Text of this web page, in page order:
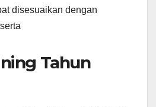
disesuaikan dengan
Tahun